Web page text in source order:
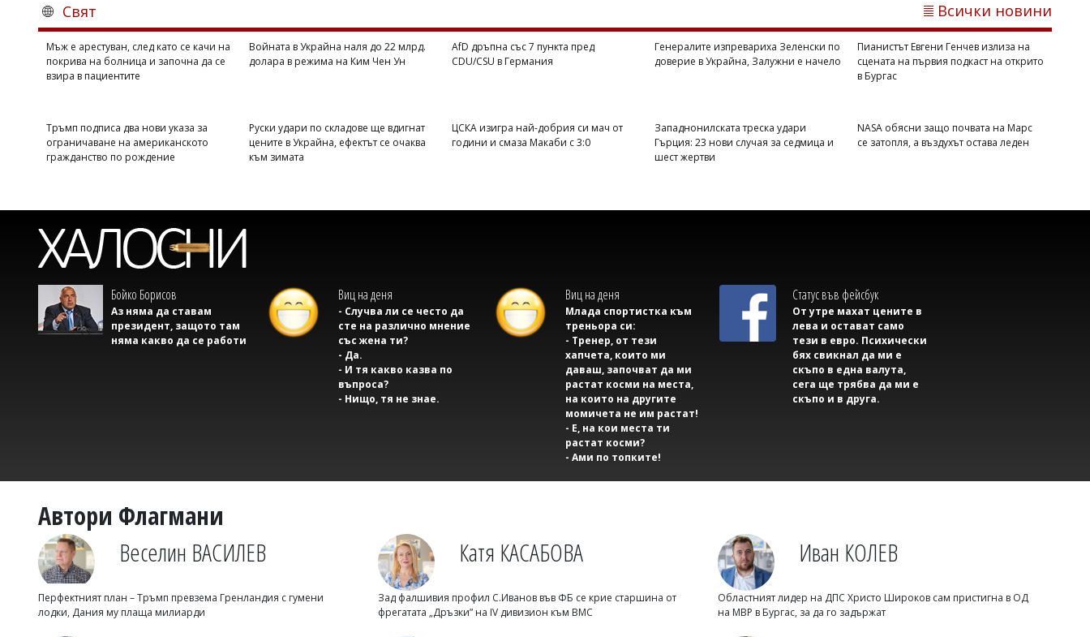
"Меден рудник" след тест за три вида
дрога зад волана
растат
Белене
Свят Всички новини
Мъж е арестуван, след като се качи на
покрива на болница и започна да се
взира в пациентите
Войната в Украйна наля до 22 млрд.
долара в режима на Ким Чен Ун
AfD дръпна със 7 пункта пред
CDU/CSU в Германия
Генералите изпревариха Зеленски по
доверие в Украйна, Залужни е начело
Пианистът Евгени Генчев излиза на
сцената на първия подкаст на открито
в Бургас
Тръмп подписа два нови указа за
ограничаване на американското
гражданство по рождение
Руски удари по складове ще вдигнат
цените в Украйна, ефектът се очаква
към зимата
ЦСКА изигра най-добрия си мач от
години и смаза Макаби с 3:0
Западнонилската треска удари
Гърция: 23 нови случая за седмица и
шест жертви
NASA обясни защо почвата на Марс
се затопля, а въздухът остава леден
Бойко Борисов
Аз няма да ставам
президент, защото там
няма какво да се работи
Виц на деня
- Случва ли се често да
сте на различно мнение
със жена ти?
- Да.
- И тя какво казва по
въпроса?
- Нищо, тя не знае.
Виц на деня
Млада спортистка към
треньора си:
- Тренер, от тези
хапчета, които ми
даваш, започват да ми
растат косми на места,
на които на другите
момичета не им растат!
- Е, на кои места ти
растат косми?
- Ами по топките!
Статус във фейсбук
От утре махат цените в
лева и остават само
тези в евро. Психически
бях свикнал да ми е
скъпо в една валута,
сега ще трябва да ми е
скъпо и в друга.
Автори Флагмани
Веселин ВАСИЛЕВ
Перфектният план – Тръмп превзема Гренландия с гумени
лодки, Дания му плаща милиарди
Катя КАСАБОВА
Зад фалшивия профил С.Иванов във ФБ се крие старшина от
фрегатата „Дръзки” на IV дивизион към ВМС
Иван КОЛЕВ
Областният лидер на ДПС Христо Широков сам пристигна в ОД
на МВР в Бургас, за да го задържат